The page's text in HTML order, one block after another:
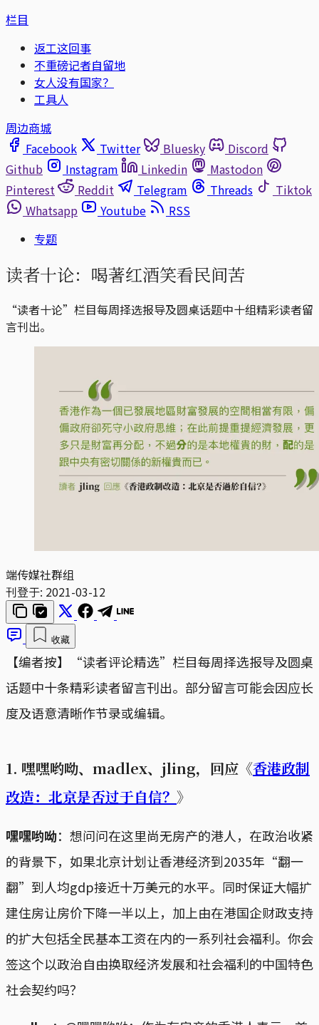
栏目
返工这回事
不重磅记者自留地
女人没有国家？
工具人
周边商城
Facebook
Twitter Bluesky
Discord
Github
Instagram Linkedin
Mastodon
Pinterest
Reddit Telegram Threads
Tiktok
Whatsapp
Youtube
RSS
专题
读者十论：喝著红酒笑看民间苦
“读者十论”栏目每周择选报导及圆桌话题中十组精彩读者留
言刊出。
端传媒社群组
刊登于: 2021-03-12
收藏
【编者按】“读者评论精选”栏目每周择选报导及圆桌
话题中十条精彩读者留言刊出。部分留言可能会因应长
度及语意清晰作节录或编辑。
1. 嘿嘿哟呦、madlex、jling，回应《香港政制
改造：北京是否过于自信？ 》
嘿嘿哟呦：想问问在这里尚无房产的港人，在政治收紧
的背景下，如果北京计划让香港经济到2035年“翻一
翻”到人均gdp接近十万美元的水平。同时保证大幅扩
建住房让房价下降一半以上，加上由在港国企财政支持
的扩大包括全民基本工资在内的一系列社会福利。你会
签这个以政治自由换取经济发展和社会福利的中国特色
社会契约吗？